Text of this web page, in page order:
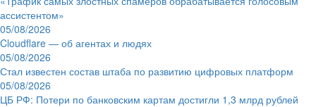
ассистентом»
05/08/2026
Cloudflare — об агентах и людях
05/08/2026
Стал известен состав штаба по развитию цифровых платформ
05/08/2026
ЦБ РФ: Потери по банковским картам достигли 1,3 млрд рублей